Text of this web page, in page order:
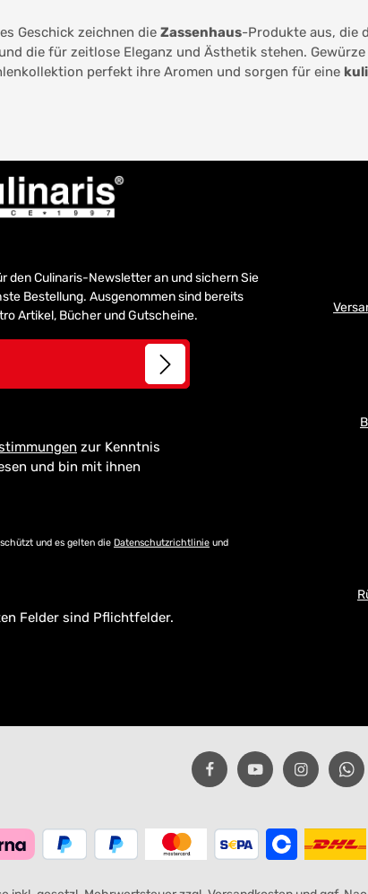
Geschick zeichnen die Zassenhaus-Produkte aus, die
die für zeitlose Eleganz und Ästhetik stehen.
perfekt ihre Aromen und sorgen für eine
den Culinaris-Newsletter an und sichern Sie
Bestellung. Ausgenommen sind bereits
Artikel, Bücher und Gutscheine.
zur Kenntnis
und bin mit ihnen
und es gelten die Datenschutzrichtlinie und
Felder sind Pflichtfelder.